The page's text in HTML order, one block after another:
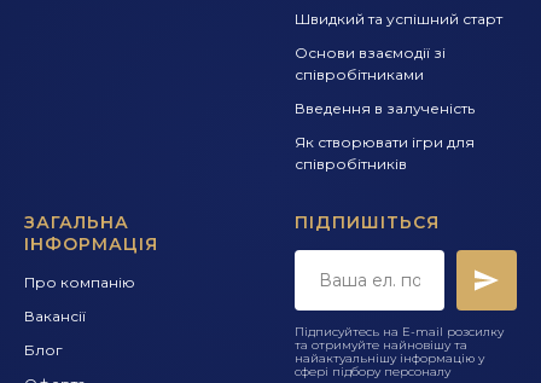
Швидкий та успішний старт
Основи взаємодії зі
співробітниками
Введення в залученість
Як створювати ігри для
співробітників
ЗАГАЛЬНА
ІНФОРМАЦІЯ
Про компанію
Вакансії
Блог
ПІДПИШІТЬСЯ
Підписуйтесь на E-mail розсилку
та отримуйте найновішу та
найактуальнішу інформацію у
сфері підбору персоналу